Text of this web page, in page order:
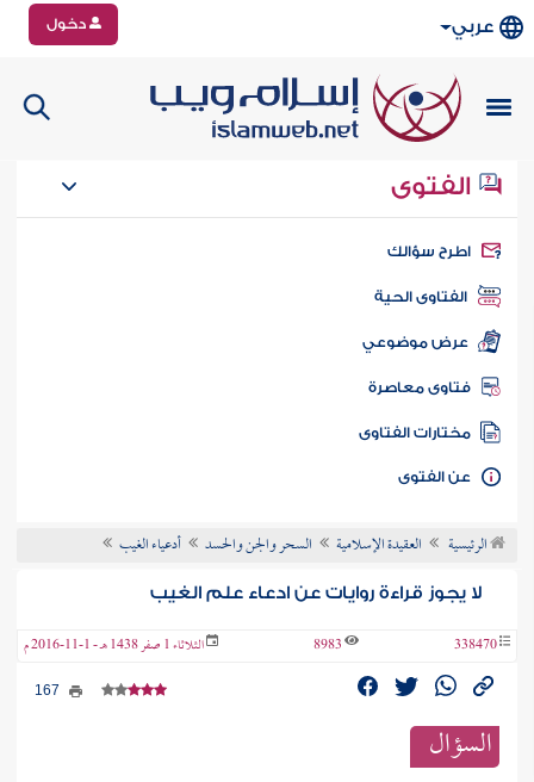
عربي دخول
الفتوى
سؤالك
الفتاوى الحية
عرض موضوعي
فتاوى معاصرة
مختارات الفتاوى
الفتوى
الرئيسية العقيدة الإسلامية السحر والجن والحسد أدعياء الغيب
لا يجوز قراءة روايات عن ادعاء علم الغيب
338470
8983 الثلاثاء 1 صفر 1438 هـ - 1-11-2016 م
السؤال